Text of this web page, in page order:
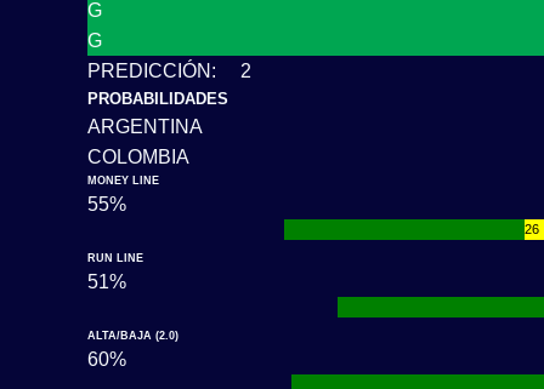
G
G
PREDICCIÓN: 2
PROBABILIDADES
ARGENTINA
COLOMBIA
MONEY LINE
55%
26
RUN LINE
51%
ALTA/BAJA (2.0)
60%